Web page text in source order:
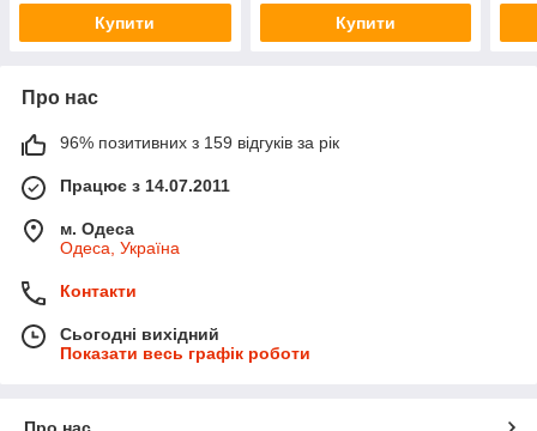
Купити Купити
Про нас
96% позитивних з 159 відгуків за рік
Працює з 14.07.2011
м. Одеса
Одеса, Україна
Контакти
Сьогодні вихідний
Показати весь графік роботи